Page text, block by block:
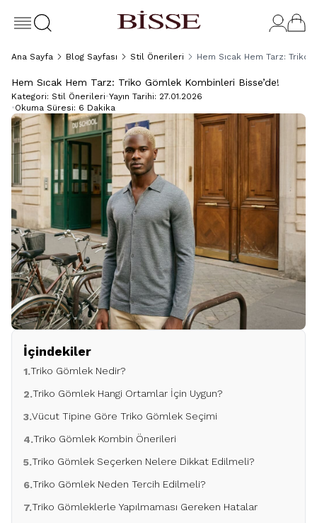
Ana Sayfa Blog Sayfası Stil Önerileri Hem Sıcak Hem Tarz: Triko
Hem Sıcak Hem Tarz: Triko Gömlek Kombinleri Bisse’de!
Kategori: Stil Önerileri•Yayın Tarihi: 27.01.2026
•Okuma Süresi: 6 Dakika
İçindekiler
1.Triko Gömlek Nedir?
2.Triko Gömlek Hangi Ortamlar İçin Uygun?
3.Vücut Tipine Göre Triko Gömlek Seçimi
4.Triko Gömlek Kombin Önerileri
5.Triko Gömlek Seçerken Nelere Dikkat Edilmeli?
6.Triko Gömlek Neden Tercih Edilmeli?
7.Triko Gömleklerle Yapılmaması Gereken Hatalar